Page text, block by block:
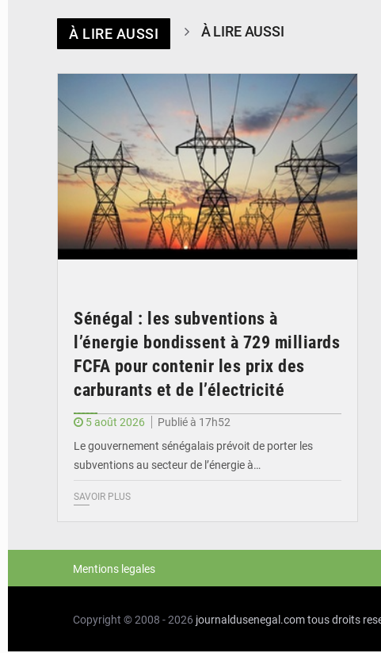
À LIRE AUSSI À LIRE AUSSI
Sénégal : les subventions à
l’énergie bondissent à 729 milliards
FCFA pour contenir les prix des
carburants et de l’électricité
5 août 2026
Publié à 17h52
Le gouvernement sénégalais prévoit de porter les
subventions au secteur de l’énergie à…
SAVOIR PLUS
Mentions legales
Copyright © 2008 - 2026 journaldusenegal.comtous droits